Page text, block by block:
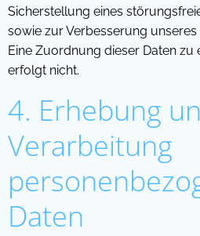
Sicherstellung eines
sowie zur Verbesserung
Eine Zuordnung dieser Daten
erfolgt nicht.
4. Erhebung
Verarbeitung
Daten